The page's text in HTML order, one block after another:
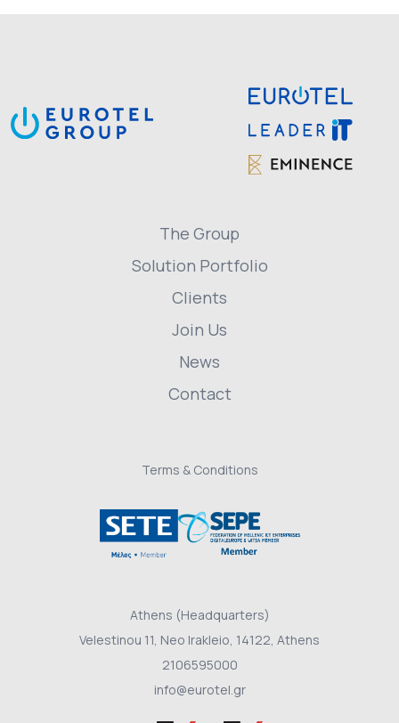
The Group
Solution Portfolio
Clients
Join Us
News
Contact
Terms & Conditions
Athens (Headquarters)
Velestinou 11, Neo Irakleio, 14122, Athens
2106595000
info@eurotel.gr